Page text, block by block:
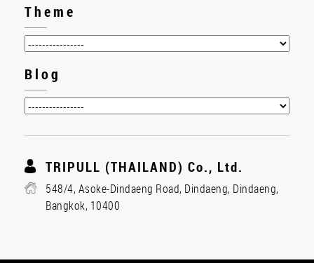
Theme
Blog
TRIPULL (THAILAND) Co., Ltd.
548/4, Asoke-Dindaeng Road, Dindaeng, Dindaeng,
Bangkok, 10400